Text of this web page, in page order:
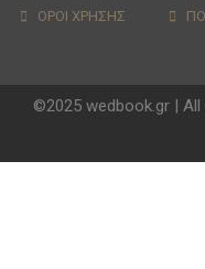
ΟΡΟΙ ΧΡΗΣΗΣ
©2025 wedbook.gr | All